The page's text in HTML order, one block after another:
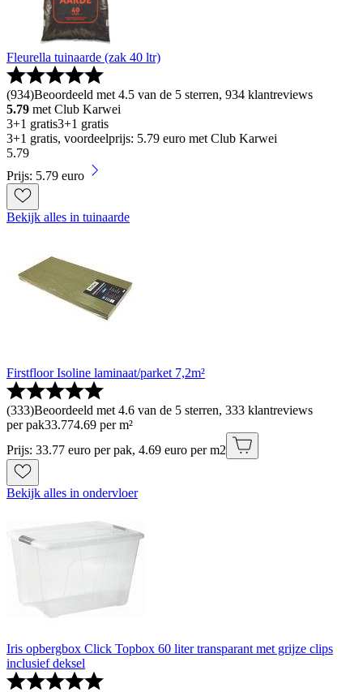
Fleurella tuinaarde (zak 40 ltr)
(934)Beoordeeld met 4.5 van de 5 sterren, 934 klantreviews
5.79 met Club Karwei
3+1 gratis3+1 gratis
3+1 gratis, voordeelprijs: 5.79 euro met Club Karwei
5.79
Prijs: 5.79 euro
Bekijk alles in tuinaarde
Firstfloor Isoline laminaat/parket 7,2m²
(333)Beoordeeld met 4.6 van de 5 sterren, 333 klantreviews
per pak33.774.69 per m²
Prijs: 33.77 euro per pak, 4.69 euro per m2
Bekijk alles in ondervloer
Iris opbergbox Click Topbox 60 liter transparant met grijze clips
inclusief deksel